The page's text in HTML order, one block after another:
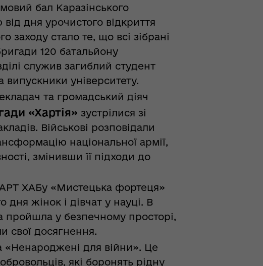
бал Каразінського
дня урочистого відкриття
заходу стало те, що всі зібрані
120 батальйону
служив загиблий студент
університету.
та громадський діяч
«Хартія» зустрілися зі
Військові розповідали
національної армії,
змінивши її підходи до
ХАБу «Мистецька фортеця»
дня жінок і дівчат у науці. В
пройшла у безпечному просторі,
свої досягнення.
«Ненароджені для війни». Це
які боронять рідну